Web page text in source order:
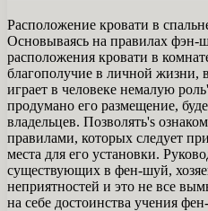
Расположение кровати в
Основываясь на правилах фэн-
расположения кровати в
благополучие в личной жизни,
играет в человеке немалую
продумано его размещение,
владельцев. Позволять's
правилами, которых следует
места для его установки.
существующих в фен-шуй,
неприятностей и это не все
на себе достоинства учения